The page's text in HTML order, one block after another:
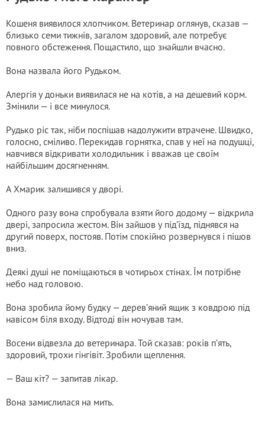
Кошеня виявилося хлопчиком. Ветеринар оглянув, сказав —
близько семи тижнів, загалом здоровий, але потребує
повного обстеження. Пощастило, що знайшли вчасно.
Вона назвала його Рудьком.
Алергія у доньки виявилася не на котів, а на дешевий корм.
Змінили — і все минулося.
Рудько ріс так, ніби поспішав надолужити втрачене. Швидко,
голосно, сміливо. Перекидав горнятка, спав у неї на подушці,
навчився відкривати холодильник і вважав це своїм
найбільшим досягненням.
А Хмарик залишився у дворі.
Одного разу вона спробувала взяти його додому — відкрила
двері, запросила жестом. Він зайшов у під’їзд, піднявся на
другий поверх, постояв. Потім спокійно розвернувся і пішов
вниз.
Деякі душі не поміщаються в чотирьох стінах. Їм потрібне
небо над головою.
Вона зробила йому будку — дерев’яний ящик з ковдрою під
навісом біля входу. Відтоді він ночував там.
Восени відвезла до ветеринара. Той сказав: років п’ять,
здоровий, трохи гінгівіт. Зробили щеплення.
— Ваш кіт? — запитав лікар.
Вона замислилася на мить.